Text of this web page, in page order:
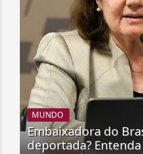
MUNDO
Embaixadora do
deportada? Entenda